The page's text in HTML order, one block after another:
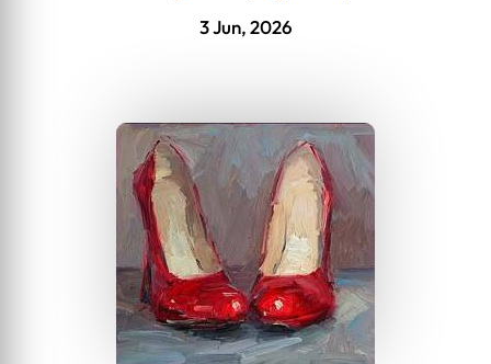
3 Jun, 2026